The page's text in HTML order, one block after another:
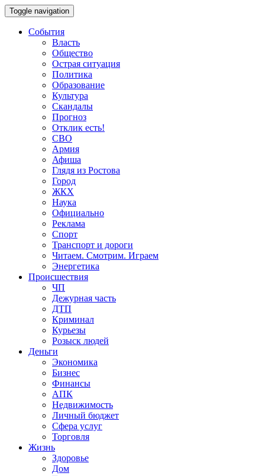
Toggle navigation
События
Власть
Общество
Острая ситуация
Политика
Образование
Культура
Скандалы
Прогноз
Отклик есть!
СВО
Армия
Афиша
Глядя из Ростова
Город
ЖКХ
Наука
Официально
Реклама
Спорт
Транспорт и дороги
Читаем. Смотрим. Играем
Энергетика
Происшествия
ЧП
Дежурная часть
ДТП
Криминал
Курьезы
Розыск людей
Деньги
Экономика
Бизнес
Финансы
АПК
Недвижимость
Личный бюджет
Сфера услуг
Торговля
Жизнь
Здоровье
Дом